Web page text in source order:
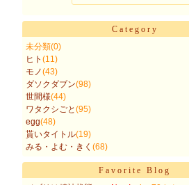
Category
未分類(0)
ヒト (11)
モノ(43)
ダソクダブン(98)
世間様(44)
ワタクシごと(95)
egg(48)
貰いタイトル(19)
みる・よむ・きく (68)
Favorite Blog